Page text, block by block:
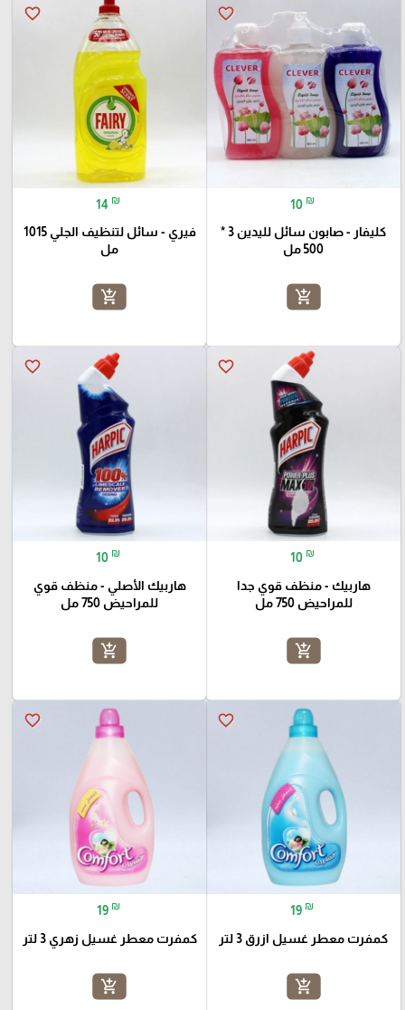
favorite_border
10 ₪
كليفار - صابون سائل لليدين 3 *
500 مل
add_shopping_cart
favorite_border
14 ₪
فيري - سائل لتنظيف الجلي 1015
مل
add_shopping_cart
favorite_border
10 ₪
هاربيك - منظف قوي جدا
للمراحيض 750 مل
add_shopping_cart
favorite_border
10 ₪
هاربيك الأصلي - منظف قوي
للمراحيض 750 مل
add_shopping_cart
favorite_border
19 ₪
كمفرت معطر غسيل ازرق 3 لتر
add_shopping_cart
favorite_border
19 ₪
كمفرت معطر غسيل زهري 3 لتر
add_shopping_cart